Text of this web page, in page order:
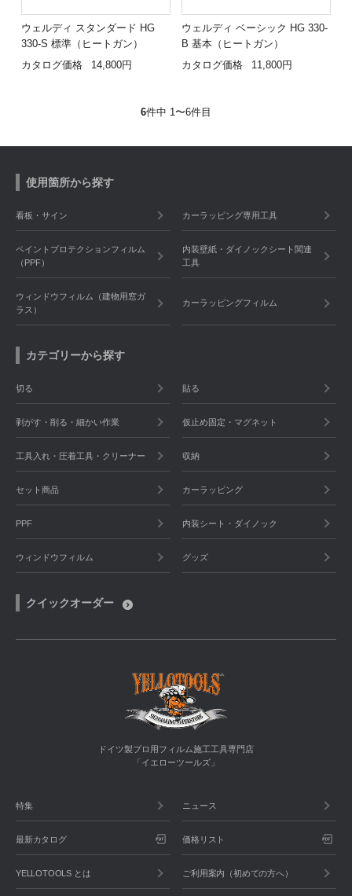
ウェルディ スタンダード HG
330-S 標準（ヒートガン）
カタログ価格
14,800円
ウェルディ ベーシック HG 330-
B 基本（ヒートガン）
カタログ価格
11,800円
6件中 1〜6件目
使用箇所から探す
看板・サイン カーラッピング専用工具
ペイントプロテクションフィルム
（PPF）
内装壁紙・ダイノックシート関連
工具
ウィンドウフィルム（建物用窓ガ
ラス）
カーラッピングフィルム
カテゴリーから探す
切る 貼る
剥がす・削る・細かい作業 仮止め固定・マグネット
工具入れ・圧着工具・クリーナー 収納
セット商品 カーラッピング
PPF 内装シート・ダイノック
ウィンドウフィルム グッズ
クイックオーダー
ドイツ製プロ用フィルム施工工具専門店
「イエローツールズ」
特集 ニュース
最新カタログ 価格リスト
YELLOTOOLS とは ご利用案内（初めての方へ）